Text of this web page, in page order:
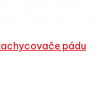
pádu